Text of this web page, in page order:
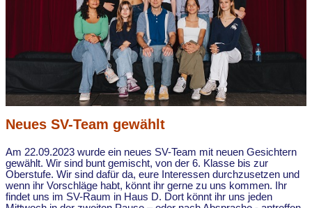
Neues SV-Team gewählt
Am 22.09.2023 wurde ein neues SV-Team mit neuen Gesichtern
gewählt. Wir sind bunt gemischt, von der 6. Klasse bis zur
Oberstufe. Wir sind dafür da, eure Interessen durchzusetzen und
wenn ihr Vorschläge habt, könnt ihr gerne zu uns kommen. Ihr
findet uns im SV-Raum in Haus D. Dort könnt ihr uns jeden